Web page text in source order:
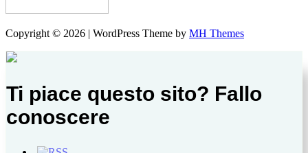
Copyright © 2026 | WordPress Theme by MH Themes
Ti piace questo sito? Fallo
conoscere